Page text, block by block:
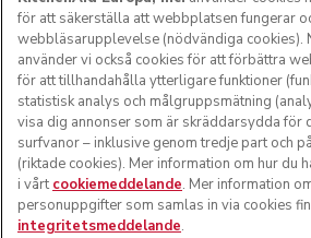
Kostnadsfri standardleverans på
kr
14 dagars gratis retur
100% säker betalning
för att säkerställa att webbplatsen fungerar
webbläsarupplevelse (nödvändiga cookies).
använder vi också cookies för att förbättra
för att tillhandahålla ytterligare funktioner
statistisk analys och målgruppsmätning
visa dig annonser som är skräddarsydda för
surfvanor – inklusive genom tredje part och
(riktade cookies). Mer information om hur du
i vårt cookiemeddelande. Mer information
personuppgifter som samlas in via cookies
integritetsmeddelande.